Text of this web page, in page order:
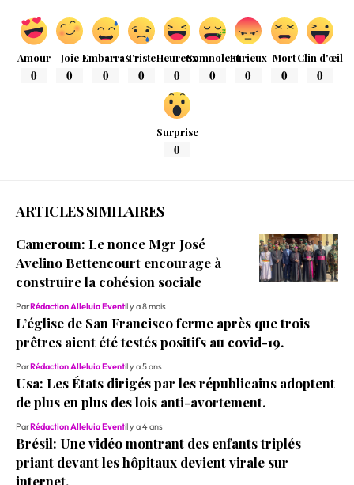
Amour
0
Joie
0
Embarras
0
Triste
0
Heureux
0
Somnolent
0
Furieux
0
Mort
0
Clin d'œil
0
Surprise
0
ARTICLES SIMILAIRES
Cameroun: Le nonce Mgr José
Avelino Bettencourt encourage à
construire la cohésion sociale
ParRédaction Alleluia Eventil y a 8 mois
L’église de San Francisco ferme après que trois
prêtres aient été testés positifs au covid-19.
ParRédaction Alleluia Eventil y a 5 ans
Usa: Les États dirigés par les républicains adoptent
de plus en plus des lois anti-avortement.
ParRédaction Alleluia Eventil y a 4 ans
Brésil: Une vidéo montrant des enfants triplés
priant devant les hôpitaux devient virale sur
internet.